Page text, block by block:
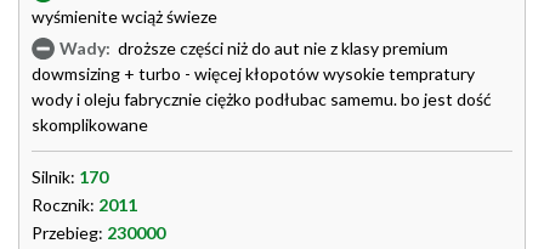
wyśmienite wciąż świeze
Wady: droższe części niż do aut nie z klasy premium
dowmsizing + turbo - więcej kłopotów wysokie tempratury
wody i oleju fabrycznie ciężko podłubac samemu. bo jest dość
skomplikowane
Silnik: 170
Rocznik: 2011
Przebieg: 230000